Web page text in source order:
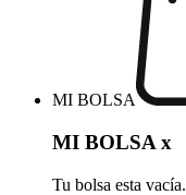
MI BOLSA
MI BOLSA x
Tu bolsa esta vacía.